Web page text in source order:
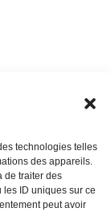
technologies telles
des appareils.
de traiter des
ID uniques sur ce
peut avoir
de Ventes